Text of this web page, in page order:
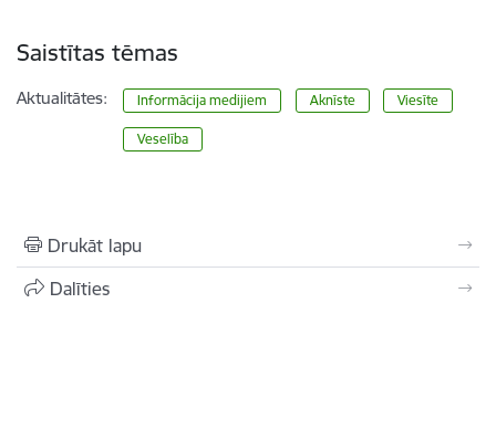
Saistītas tēmas
Aktualitātes: Informācija medijiem Aknīste Viesīte
Veselība
Drukāt lapu
Dalīties